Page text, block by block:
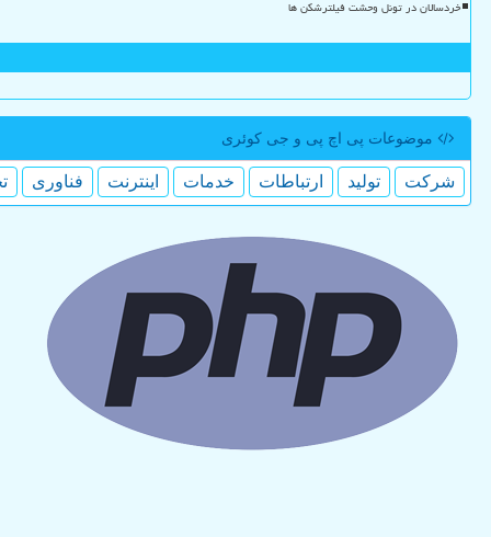
خردسالان در تونل وحشت فیلترشکن ها
موضوعات پی اچ پی و جی كوئری
شركت تولید ارتباطات خدمات اینترنت فناوری